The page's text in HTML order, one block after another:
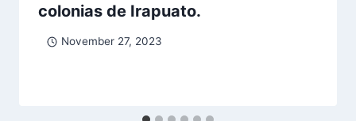
colonias de Irapuato.
November 27, 2023